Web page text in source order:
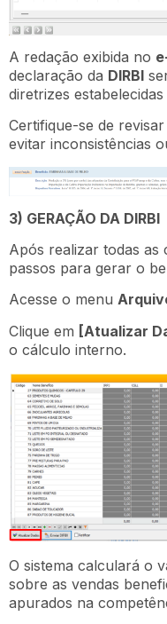
A redação exibida no
declaração da DIRBI
diretrizes
Certifique-se de
evitar inconsistências
3) GERAÇÃO DA DIRBI
Após realizar todas as
passos para gerar o
Acesse o menu
Clique em [Atualizar
o cálculo interno.
O sistema calculará o
sobre as vendas
apurados na